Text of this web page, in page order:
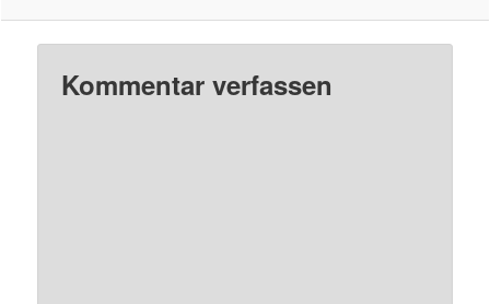
Kommentar verfassen